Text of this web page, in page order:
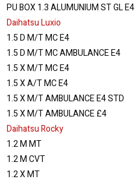
PU BOX 1.3 ALUMUNIUM ST GL E4
Daihatsu Luxio
1.5 D M/T MC E4
1.5 D M/T MC AMBULANCE E4
1.5 X M/T MC E4
1.5 X A/T MC E4
1.5 X M/T AMBULANCE E4 STD
1.5 X M/T AMBULANCE £4
Daihatsu Rocky
1.2 M MT
1.2 M CVT
1.2 X MT